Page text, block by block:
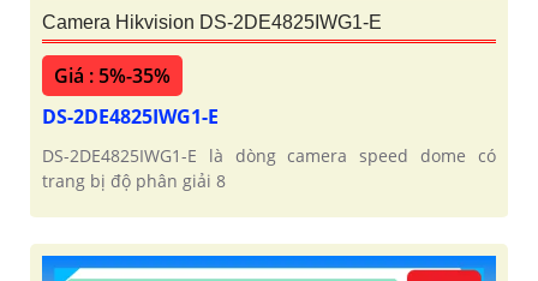
Camera Hikvision DS-2DE4825IWG1-E
Giá : 5%-35%
DS-2DE4825IWG1-E
DS-2DE4825IWG1-E là dòng camera speed dome có
trang bị độ phân giải 8